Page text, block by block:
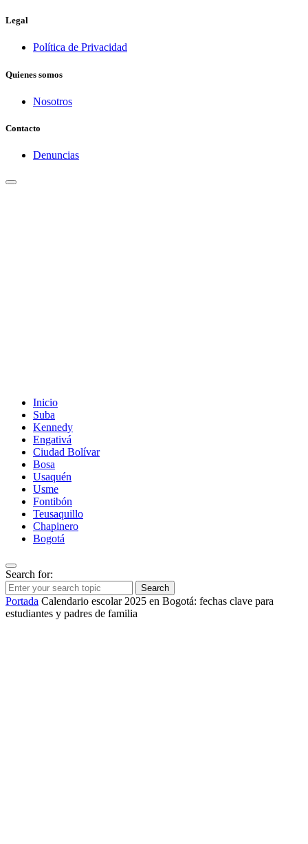
Legal
Política de Privacidad
Quienes somos
Nosotros
Contacto
Denuncias
Inicio
Suba
Kennedy
Engativá
Ciudad Bolívar
Bosa
Usaquén
Usme
Fontibón
Teusaquillo
Chapinero
Bogotá
Search for:
Search
Portada Calendario escolar 2025 en Bogotá: fechas clave para
estudiantes y padres de familia